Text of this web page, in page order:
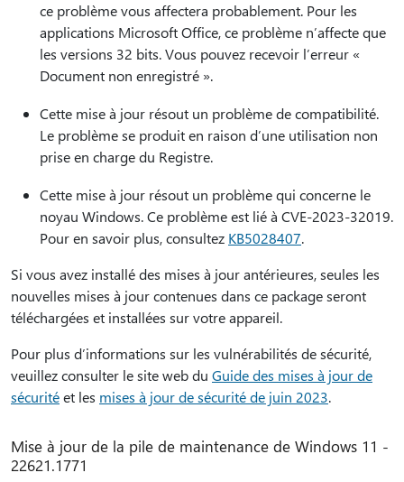
ce problème vous affectera probablement. Pour les
applications Microsoft Office, ce problème n’affecte que
les versions 32 bits. Vous pouvez recevoir l’erreur «
Document non enregistré ».
Cette mise à jour résout un problème de compatibilité.
Le problème se produit en raison d’une utilisation non
prise en charge du Registre.
Cette mise à jour résout un problème qui concerne le
noyau Windows. Ce problème est lié à CVE-2023-32019.
Pour en savoir plus, consultez KB5028407.
Si vous avez installé des mises à jour antérieures, seules les
nouvelles mises à jour contenues dans ce package seront
téléchargées et installées sur votre appareil.
Pour plus d’informations sur les vulnérabilités de sécurité,
veuillez consulter le site web du Guide des mises à jour de
sécuritéet les mises à jour de sécurité de juin 2023.
Mise à jour de la pile de maintenance de Windows 11 -
22621.1771